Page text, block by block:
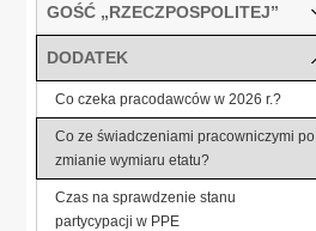
GOŚĆ „RZECZPOSPOLITEJ”
DODATEK
Co czeka pracodawców w 2026 r.?
Co ze świadczeniami pracowniczymi po
zmianie wymiaru etatu?
Czas na sprawdzenie stanu
partycypacji w PPE